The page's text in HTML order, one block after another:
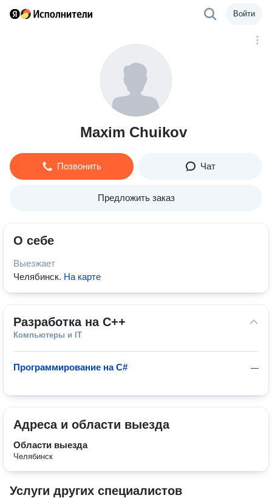
Войти
Maxim Chuikov
Позвонить Чат
Предложить заказ
О себе
Выезжает
Челябинск. На карте
Разработка на С++
Компьютеры и IT
—
Программирование на C#
Адреса и области выезда
Области выезда
Челябинск
Услуги других специалистов